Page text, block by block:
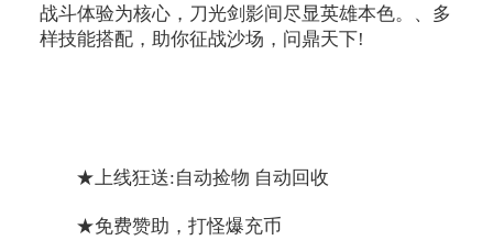
战斗体验为核心，刀光剑影间尽显英雄本色。、多
样技能搭配，助你征战沙场，问鼎天下!
★上线狂送:自动捡物 自动回收
★免费赞助，打怪爆充币